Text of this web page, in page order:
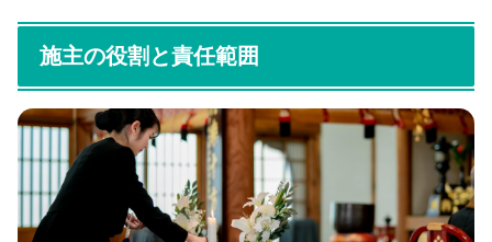
施主の役割と責任範囲